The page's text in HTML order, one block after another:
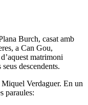
Burch, casat amb
a Can Gou,
matrimoni
descendents.
Verdaguer. En un
paraules: